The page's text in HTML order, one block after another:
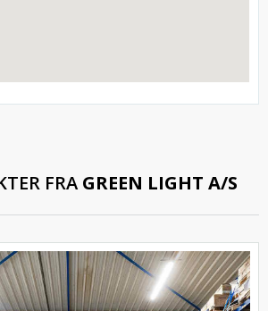
FRA GREEN LIGHT A/S